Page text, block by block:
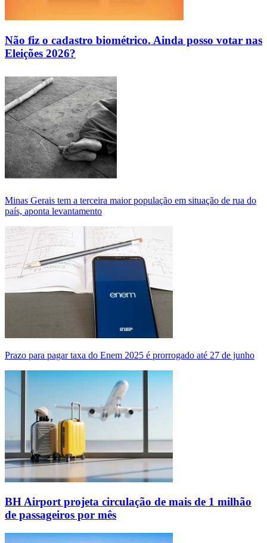
Não fiz o cadastro biométrico. Ainda posso votar nas
Eleições 2026?
Minas Gerais tem a terceira maior população em situação de rua do
país, aponta levantamento
Prazo para pagar taxa do Enem 2025 é prorrogado até 27 de junho
BH Airport projeta circulação de mais de 1 milhão
de passageiros por mês